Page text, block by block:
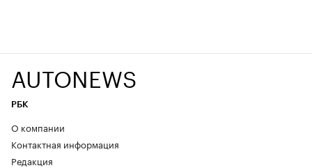
AUTONEWS
РБК
О компании
Контактная информация
Редакция